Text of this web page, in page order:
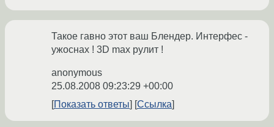
Такое гавно этот ваш Блендер. Интерфес -
ужоснах ! 3D max рулит !
anonymous
25.08.2008 09:23:29 +00:00
Показать ответы
Ссылка